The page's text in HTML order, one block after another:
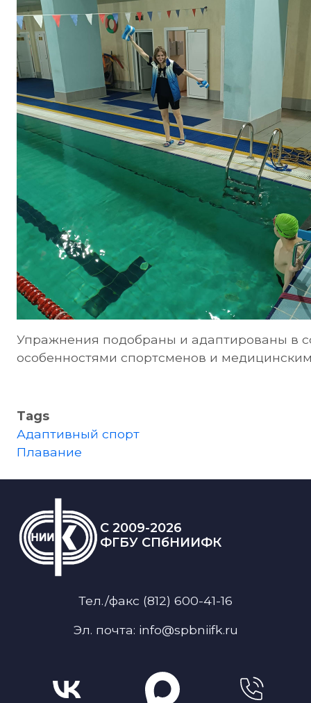
Упражнения подобраны и адаптированы в
особенностями спортсменов и
Tags
Адаптивный спорт
Плавание
C 2009-2026
ФГБУ СПбНИИФК
Тел./факс (812) 600-41-16
Эл. почта: info@spbniifk.ru